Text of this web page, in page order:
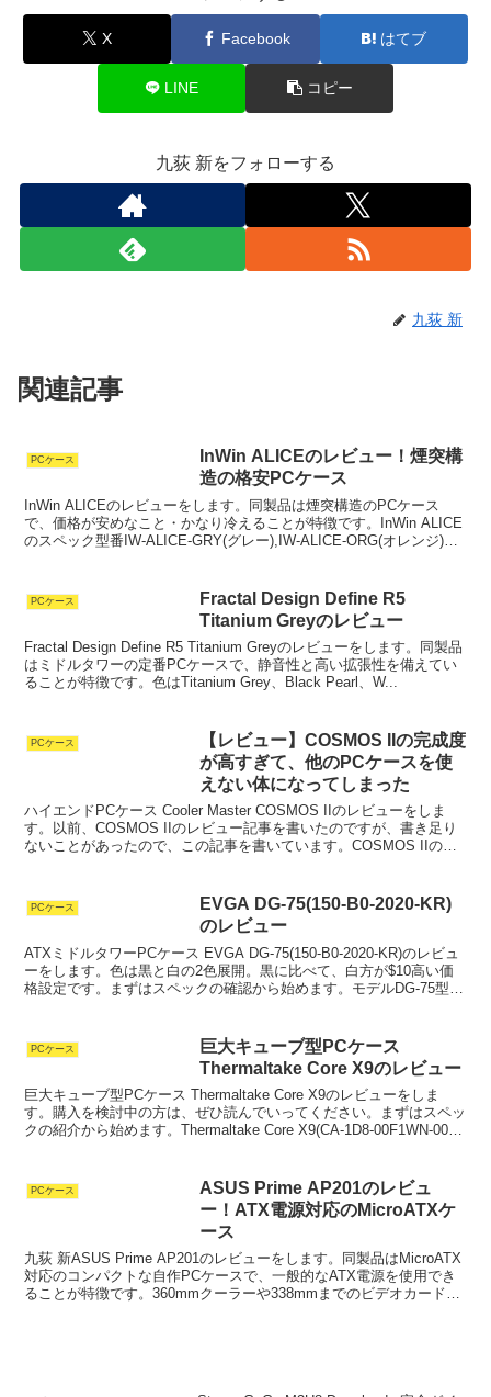
X Facebook はてブ
LINE コピー
九荻 新をフォローする
九荻 新
関連記事
PCケース
InWin ALICEのレビュー！煙突構
造の格安PCケース
InWin ALICEのレビューをします。同製品は煙突構造のPCケース
で、価格が安めなこと・かなり冷えることが特徴です。InWin ALICE
のスペック型番IW-ALICE-GRY(グレー),IW-ALICE-ORG(オレンジ)ケ
PCケース
Fractal Design Define R5
Titanium Greyのレビュー
Fractal Design Define R5 Titanium Greyのレビューをします。同製品
はミドルタワーの定番PCケースで、静音性と高い拡張性を備えてい
ることが特徴です。色はTitanium Grey、Black Pearl、W...
PCケース
【レビュー】COSMOS IIの完成度
が高すぎて、他のPCケースを使
えない体になってしまった
ハイエンドPCケース Cooler Master COSMOS IIのレビューをしま
す。以前、COSMOS IIのレビュー記事を書いたのですが、書き足り
ないことがあったので、この記事を書いています。COSMOS IIの購
PCケース
EVGA DG-75(150-B0-2020-KR)
のレビュー
ATXミドルタワーPCケース EVGA DG-75(150-B0-2020-KR)のレビュ
ーをします。色は黒と白の2色展開。黒に比べて、白方が$10高い価
格設定です。まずはスペックの確認から始めます。モデルDG-75型番
PCケース
巨大キューブ型PCケース
Thermaltake Core X9のレビュー
巨大キューブ型PCケース Thermaltake Core X9のレビューをしま
す。購入を検討中の方は、ぜひ読んでいってください。まずはスペッ
クの紹介から始めます。Thermaltake Core X9(CA-1D8-00F1WN-00)
PCケース
ASUS Prime AP201のレビュ
ー！ATX電源対応のMicroATXケ
ース
九荻 新ASUS Prime AP201のレビューをします。同製品はMicroATX
対応のコンパクトな自作PCケースで、一般的なATX電源を使用でき
ることが特徴です。360mmクーラーや338mmまでのビデオカードも